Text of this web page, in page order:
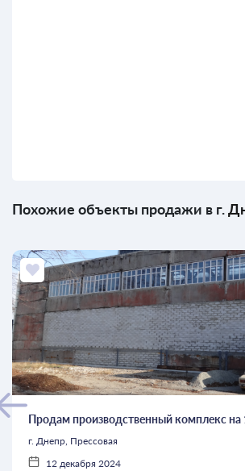
Похожие объекты продажи в г.
Продам производственный комплекс на
г. Днепр, Прессовая
12 декабря 2024